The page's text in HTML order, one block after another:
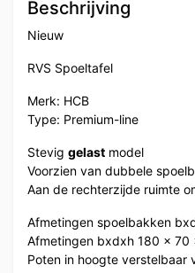
Beschrijving
Nieuw
RVS Spoeltafel
Merk: HCB
Type: Premium-line
Stevig gelast model
Voorzien van dubbele
Aan de rechterzijde ruimte
Afmetingen spoelbakken
Afmetingen bxdxh 180 x 70
Poten in hoogte verstelbaar